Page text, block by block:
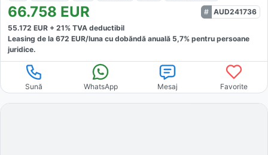
66.758 EUR
AUD241736
55.172 EUR + 21% TVA deductibil
Leasing de la 672 EUR/luna cu dobăndă anuală 5,7% pentru persoane
juridice.
Sună WhatsApp Mesaj Favorite